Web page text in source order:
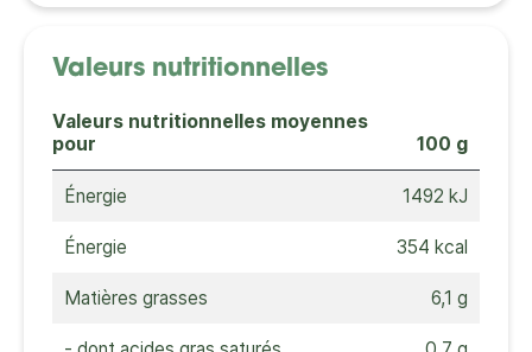
Valeurs nutritionnelles
Valeurs nutritionnelles moyennes
pour
100 g
Énergie 1492 kJ
Énergie 354 kcal
Matières grasses 6,1 g